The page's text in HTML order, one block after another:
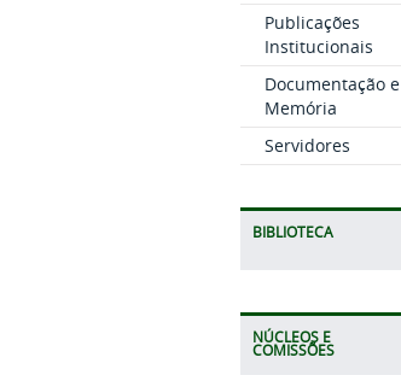
Publicações
Institucionais
Documentação e
Memória
Servidores
BIBLIOTECA
NÚCLEOS E
COMISSÕES